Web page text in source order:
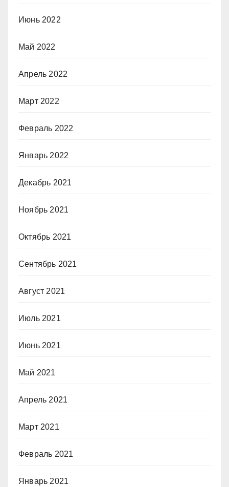
Июнь 2022
Май 2022
Апрель 2022
Март 2022
Февраль 2022
Январь 2022
Декабрь 2021
Ноябрь 2021
Октябрь 2021
Сентябрь 2021
Август 2021
Июль 2021
Июнь 2021
Май 2021
Апрель 2021
Март 2021
Февраль 2021
Январь 2021